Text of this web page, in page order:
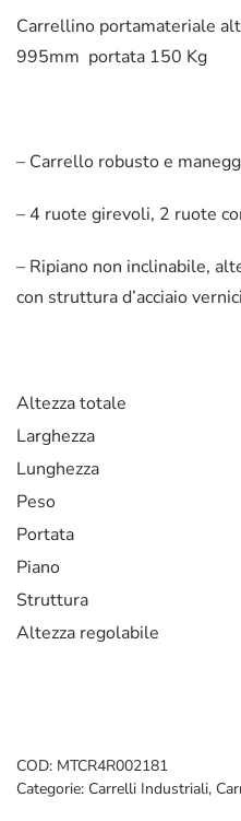
Carrellino portamateriale
995mm portata 150 Kg
– Carrello robusto e
– 4 ruote girevoli, 2 ruote
– Ripiano non inclinabile,
con struttura d’acciaio
Altezza totale
Larghezza
Lunghezza
Peso
Portata
Piano
Struttura
Altezza regolabile
COD: MTCR4R002181
Categorie: Carrelli Industriali,